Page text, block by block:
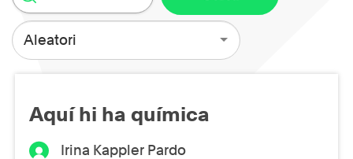
Aleatori
Aquí hi ha química
Irina Kappler Pardo